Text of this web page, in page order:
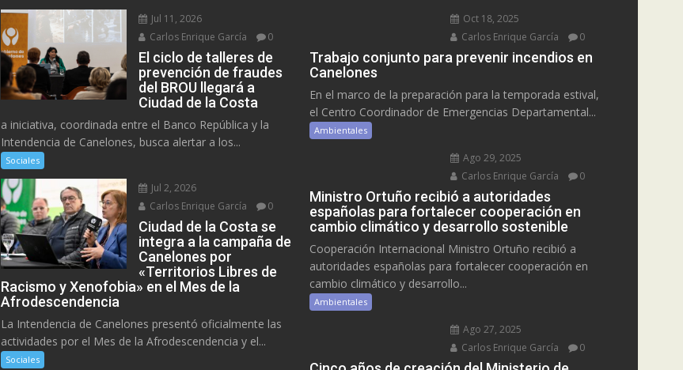
Jul 11, 2026
Carlos Enrique García
0
El ciclo de talleres de
prevención de fraudes
del BROU llegará a
Ciudad de la Costa
a iniciativa, coordinada entre el Banco República y la
Intendencia de Canelones, busca alertar a los...
Sociales
Jul 2, 2026
Carlos Enrique García
0
Ciudad de la Costa se
integra a la campaña de
Canelones por
«Territorios Libres de
Racismo y Xenofobia» en el Mes de la
Afrodescendencia
La Intendencia de Canelones presentó oficialmente las
actividades por el Mes de la Afrodescendencia y el...
Sociales
Oct 18, 2025
Carlos Enrique García
0
Trabajo conjunto para prevenir incendios en
Canelones
En el marco de la preparación para la temporada estival,
el Centro Coordinador de Emergencias Departamental...
Ambientales
Ago 29, 2025
Carlos Enrique García
0
Ministro Ortuño recibió a autoridades
españolas para fortalecer cooperación en
cambio climático y desarrollo sostenible
Cooperación Internacional Ministro Ortuño recibió a
autoridades españolas para fortalecer cooperación en
cambio climático y desarrollo...
Ambientales
Ago 27, 2025
Carlos Enrique García
0